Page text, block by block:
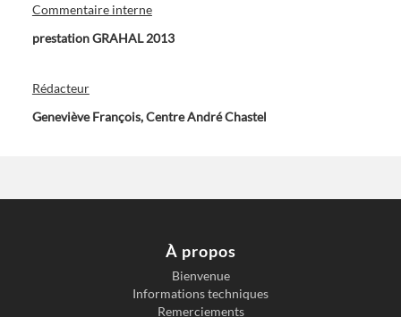
Commentaire interne
prestation GRAHAL 2013
Rédacteur
Geneviève François, Centre André Chastel
À propos
Bienvenue
Informations techniques
Remerciements